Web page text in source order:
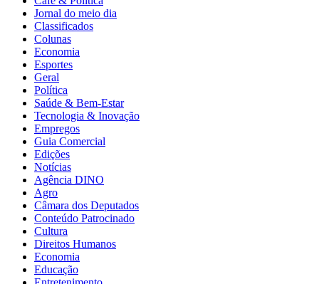
Jornal do meio dia
Classificados
Colunas
Economia
Esportes
Geral
Política
Saúde & Bem-Estar
Tecnologia & Inovação
Empregos
Guia Comercial
Edições
Notícias
Agência DINO
Agro
Câmara dos Deputados
Conteúdo Patrocinado
Cultura
Direitos Humanos
Economia
Educação